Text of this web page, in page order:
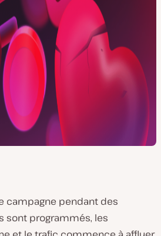
campagne pendant des
sont programmés, les